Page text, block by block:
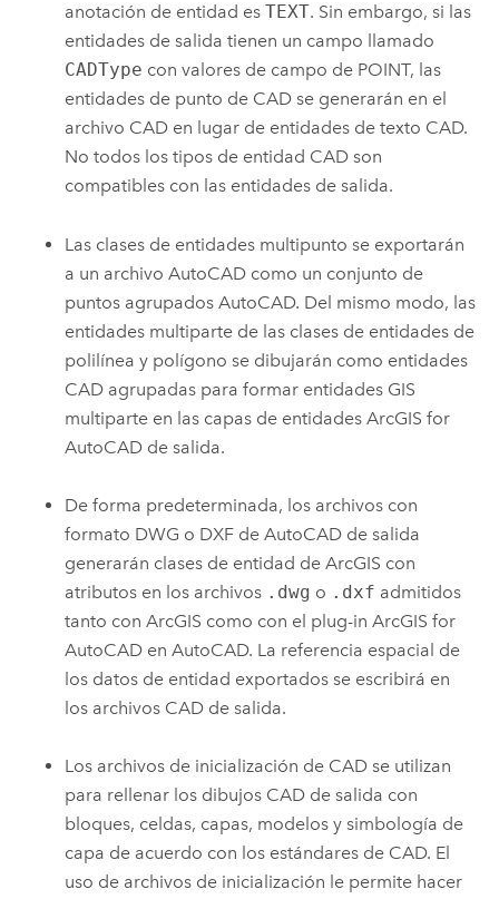
anotación de entidad esTEXT. Sin embargo, si las
entidades de salida tienen un campo llamado
CADType con valores de campo de POINT, las
entidades de punto de CAD se generarán en el
archivo CAD en lugar de entidades de texto CAD.
No todos los tipos de entidad CAD son
compatibles con las entidades de salida.
Las clases de entidades multipunto se exportarán
a un archivoAutoCAD como un conjunto de
puntos agrupadosAutoCAD. Del mismo modo, las
entidades multiparte de las clases de entidades de
polilínea y polígono se dibujarán como entidades
CAD agrupadas para formar entidades GIS
multiparte en las capas de entidadesArcGIS for
AutoCAD de salida.
De forma predeterminada, los archivos con
formato DWG o DXF deAutoCAD de salida
generarán clases de entidad de ArcGIS con
atributos en los archivos .dwg o .dxf admitidos
tanto con ArcGIS como con el plug-inArcGIS for
AutoCAD enAutoCAD. La referencia espacial de
los datos de entidad exportados se escribirá en
los archivos CAD de salida.
Los archivos de inicialización de CAD se utilizan
para rellenar los dibujos CAD de salida con
bloques, celdas, capas, modelos y simbología de
capa de acuerdo con los estándares de CAD. El
uso de archivos de inicialización le permite hacer